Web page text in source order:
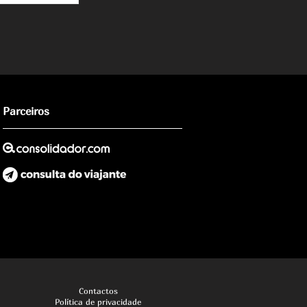
Parceiros
Contactos
Política de privacidade